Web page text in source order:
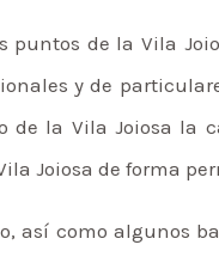
puntos de la Vila
y de
de la Vila Joiosa la
Joiosa de forma
así como algunos